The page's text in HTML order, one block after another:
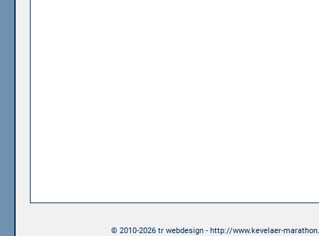
© 2010-2026 tr webdesign - http://www.kevelaer-